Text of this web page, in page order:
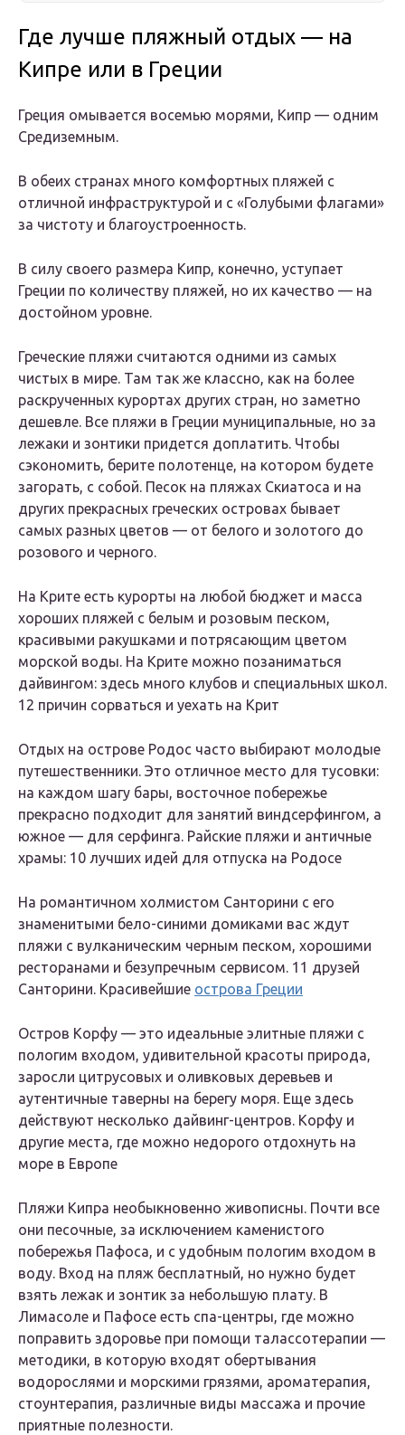
Где лучше пляжный отдых — на
Кипре или в Греции
Греция омывается восемью морями, Кипр — одним
Средиземным.
В обеих странах много комфортных пляжей с
отличной инфраструктурой и с «Голубыми флагами»
за чистоту и благоустроенность.
В силу своего размера Кипр, конечно, уступает
Греции по количеству пляжей, но их качество — на
достойном уровне.
Греческие пляжи считаются одними из самых
чистых в мире. Там так же классно, как на более
раскрученных курортах других стран, но заметно
дешевле. Все пляжи в Греции муниципальные, но за
лежаки и зонтики придется доплатить. Чтобы
сэкономить, берите полотенце, на котором будете
загорать, с собой. Песок на пляжах Скиатоса и на
других прекрасных греческих островах бывает
самых разных цветов — от белого и золотого до
розового и черного.
На Крите есть курорты на любой бюджет и масса
хороших пляжей с белым и розовым песком,
красивыми ракушками и потрясающим цветом
морской воды. На Крите можно позаниматься
дайвингом: здесь много клубов и специальных школ.
12 причин сорваться и уехать на Крит
Отдых на острове Родос часто выбирают молодые
путешественники. Это отличное место для тусовки:
на каждом шагу бары, восточное побережье
прекрасно подходит для занятий виндсерфингом, а
южное — для серфинга. Райские пляжи и античные
храмы: 10 лучших идей для отпуска на Родосе
На романтичном холмистом Санторини с его
знаменитыми бело-синими домиками вас ждут
пляжи с вулканическим черным песком, хорошими
ресторанами и безупречным сервисом. 11 друзей
Санторини. Красивейшие острова Греции
Остров Корфу — это идеальные элитные пляжи с
пологим входом, удивительной красоты природа,
заросли цитрусовых и оливковых деревьев и
аутентичные таверны на берегу моря. Еще здесь
действуют несколько дайвинг-центров. Корфу и
другие места, где можно недорого отдохнуть на
море в Европе
Пляжи Кипра необыкновенно живописны. Почти все
они песочные, за исключением каменистого
побережья Пафоса, и с удобным пологим входом в
воду. Вход на пляж бесплатный, но нужно будет
взять лежак и зонтик за небольшую плату. В
Лимасоле и Пафосе есть спа-центры, где можно
поправить здоровье при помощи талассотерапии —
методики, в которую входят обертывания
водорослями и морскими грязями, ароматерапия,
стоунтерапия, различные виды массажа и прочие
приятные полезности.